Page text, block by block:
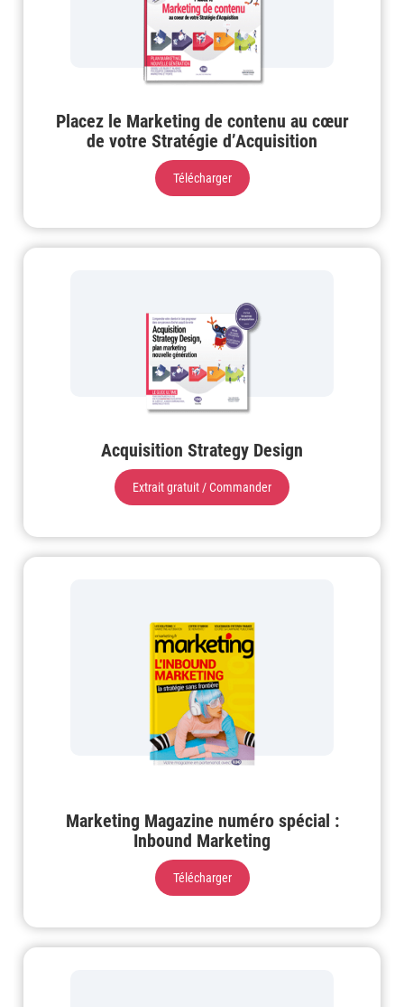
Placez le Marketing de contenu au cœur
de votre Stratégie d’Acquisition
Télécharger
Acquisition Strategy Design
Extrait gratuit / Commander
Marketing Magazine numéro spécial :
Inbound Marketing
Télécharger